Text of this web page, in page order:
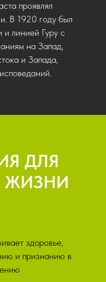
проявлял
В 1920 году был
линией Гуру с
на Запад,
и Запада,
ДЛЯ
ЖИЗНИ
здоровье,
и признанию в